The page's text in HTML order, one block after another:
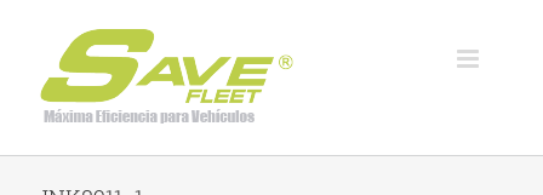
content